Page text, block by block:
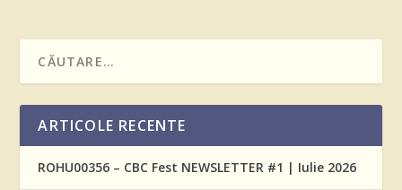
ARTICOLE RECENTE
ROHU00356 – CBC Fest NEWSLETTER #1 | Iulie 2026